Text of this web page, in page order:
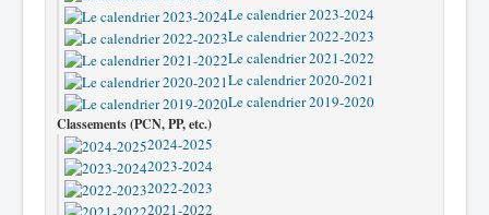
Le calendrier 2023-2024
Le calendrier 2022-2023
Le calendrier 2021-2022
Le calendrier 2020-2021
Le calendrier 2019-2020
Classements (PCN, PP, etc.)
2024-2025
2023-2024
2022-2023
2021-2022